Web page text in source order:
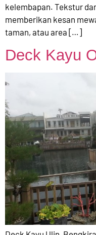
kelembapan. Tekstur
memberikan kesan
taman, atau area […]
Deck Kayu